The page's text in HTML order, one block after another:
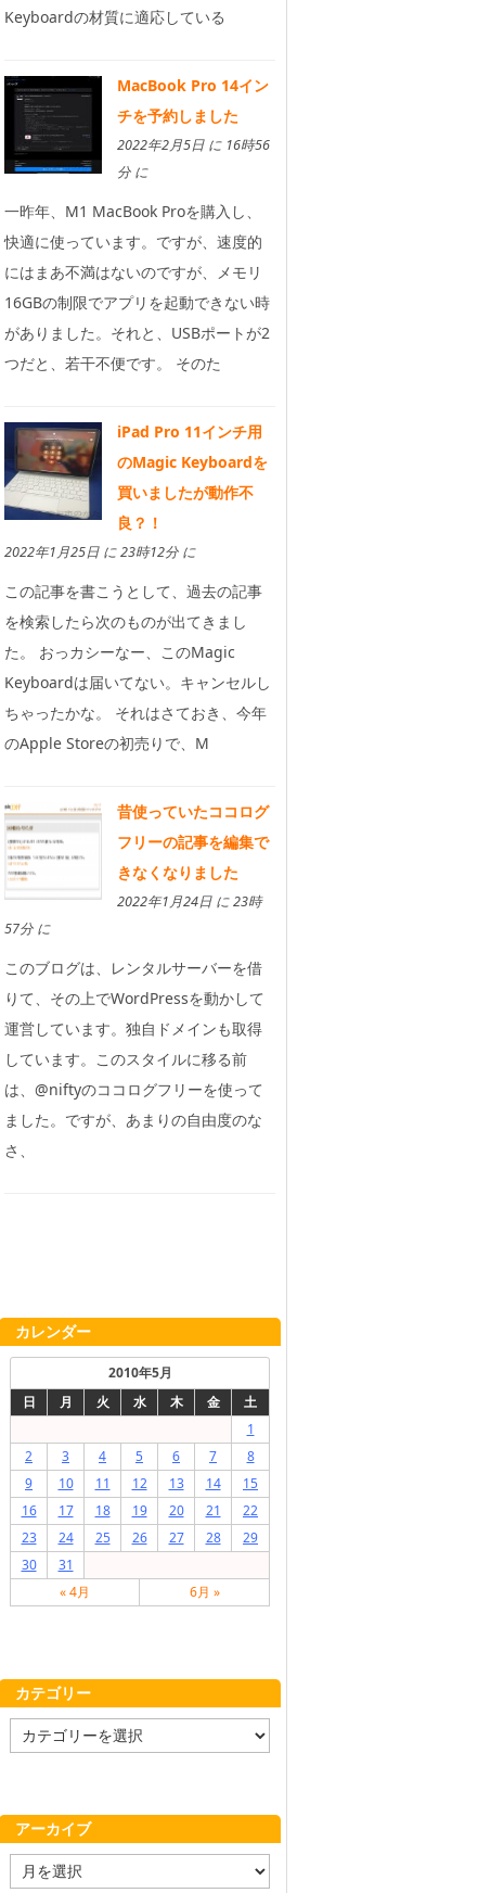
Keyboardの材質に適応している
MacBook Pro 14イン
チを予約しました
2022年2月5日 に 16時56
分 に
一昨年、M1 MacBook Proを購入し、
快適に使っています。ですが、速度的
にはまあ不満はないのですが、メモリ
16GBの制限でアプリを起動できない時
がありました。それと、USBポートが2
つだと、若干不便です。 そのた
iPad Pro 11インチ用
のMagic Keyboardを
買いましたが動作不
良？！
2022年1月25日 に 23時12分 に
この記事を書こうとして、過去の記事
を検索したら次のものが出てきまし
た。 おっカシーなー、このMagic
Keyboardは届いてない。キャンセルし
ちゃったかな。 それはさておき、今年
のApple Storeの初売りで、M
昔使っていたココログ
フリーの記事を編集で
きなくなりました
2022年1月24日 に 23時
57分 に
このブログは、レンタルサーバーを借
りて、その上でWordPressを動かして
運営しています。独自ドメインも取得
しています。このスタイルに移る前
は、@niftyのココログフリーを使って
ました。ですが、あまりの自由度のな
さ、
カレンダー
2010年5月
日
月 火 水 木 金
土
1
2
3 4 5 6 7
8
9
10 11 12 13 14
15
16
17 18 19 20 21
22
23
24 25 26 27 28
29
30
31
« 4月
6月 »
カテゴリー
テ
ー
アーカイブ
ー